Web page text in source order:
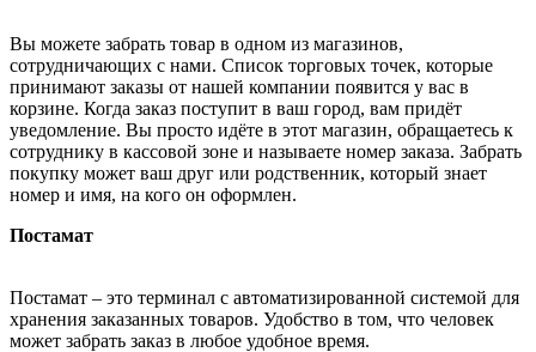
Вы можете забрать товар в одном из магазинов,
сотрудничающих с нами. Список торговых точек, которые
принимают заказы от нашей компании появится у вас в
корзине. Когда заказ поступит в ваш город, вам придёт
уведомление. Вы просто идёте в этот магазин, обращаетесь к
сотруднику в кассовой зоне и называете номер заказа. Забрать
покупку может ваш друг или родственник, который знает
номер и имя, на кого он оформлен.
Постамат
Постамат – это терминал с автоматизированной системой для
хранения заказанных товаров. Удобство в том, что человек
может забрать заказ в любое удобное время.